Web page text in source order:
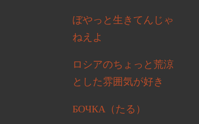
ぼやっと生きてんじゃ
ねえよ
ロシアのちょっと荒涼
とした雰囲気が好き
БОЧКА（たる）